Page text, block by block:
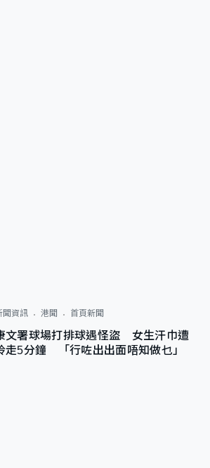
聞資訊 港聞 首頁新聞
文署球場打排球遇怪盜 女生汗巾遭
走5分鐘 「行咗出出面唔知做乜」